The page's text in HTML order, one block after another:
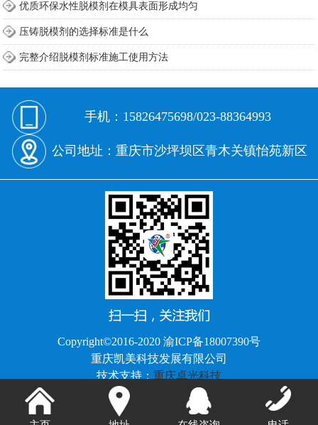
优质环保水性脱模剂在模具表面形成均匀
压铸脱模剂的选择标准是什么
完整介绍脱模剂标准施工使用方法
手机：15826475698/023-88364993
公司地址：重庆市沙坪坝区青木关镇怡苑新区
Copyright©2016-2020 渝ICP备18007390号
重庆凯美科技发展有限公司
技术支持： 重庆卓光科技